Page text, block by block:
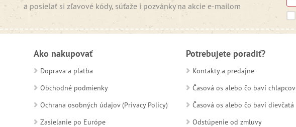
a posielať si zľavové kódy, súťaže i pozvánky na akcie e-mailom
Ako nakupovať
Doprava a platba
Obchodné podmienky
Ochrana osobných údajov (Privacy Policy)
Zasielanie po Európe
Potrebujete poradiť?
Kontakty a predajne
Časová os alebo čo baví chlapcov
Časová os alebo čo baví dievčatá
Odstúpenie od zmluvy